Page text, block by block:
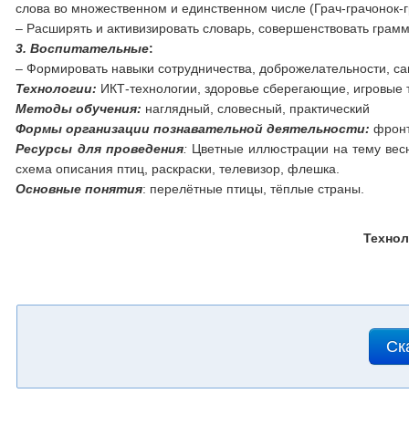
слова во множественном и единственном числе (Грач-грачонок-
– Расширять и активизировать словарь, совершенствовать
3. Воспитательные:
– Формировать навыки сотрудничества, доброжелательности,
Технологии: ИКТ-технологии, здоровье сберегающие,
Методы обучения: наглядный, словесный, практический
Формы организации познавательной деятельности:
Ресурсы для проведения: Цветные иллюстрации на тему
схема описания птиц, раскраски, телевизор, флешка.
Основные понятия: перелётные птицы, тёплые страны.